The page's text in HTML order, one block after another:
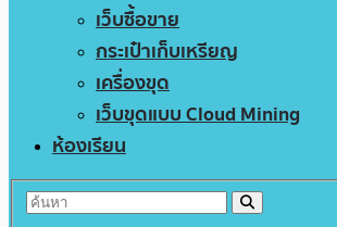
เว็บซื้อขาย
กระเป๋าเก็บเหรียญ
เครื่องขุด
เว็บขุดแบบ Cloud Mining
ห้องเรียน